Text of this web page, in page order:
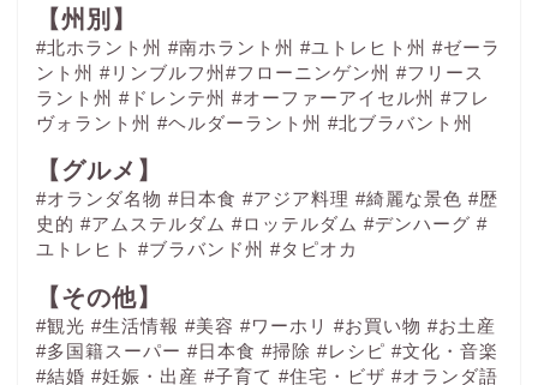
【州別】
#北ホラント州 #南ホラント州 #ユトレヒト州 #ゼーラ
ント州 #リンブルフ州#フローニンゲン州 #フリース
ラント州 #ドレンテ州 #オーファーアイセル州 #フレ
ヴォラント州 #ヘルダーラント州 #北ブラバント州
【グルメ】
#オランダ名物 #日本食 #アジア料理 #綺麗な景色 #歴
史的 #アムステルダム #ロッテルダム #デンハーグ #
ユトレヒト #ブラバンド州 #タピオカ
【その他】
#観光 #生活情報 #美容 #ワーホリ #お買い物 #お土産
#多国籍スーパー #日本食 #掃除 #レシピ #文化・音楽
#結婚 #妊娠・出産 #子育て #住宅・ビザ #オランダ語